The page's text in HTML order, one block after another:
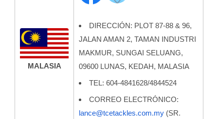
MALASIA
DIRECCIÓN: PLOT 87-88 & 96,
JALAN AMAN 2, TAMAN INDUSTRI
MAKMUR, SUNGAI SELUANG,
09600 LUNAS, KEDAH, MALASIA
TEL: 604-4841628/4844524
CORREO ELECTRÓNICO:
lance@tcetackles.com.my (SR.